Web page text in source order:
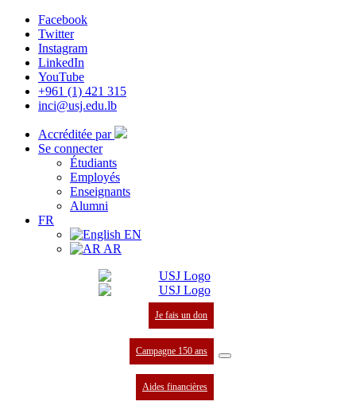
Facebook
Twitter
Instagram
LinkedIn
YouTube
+961 (1) 421 315
inci@usj.edu.lb
Accréditée par
Se connecter
Étudiants
Employés
Enseignants
Alumni
FR
EN
AR
Je fais un don
Campagne 150 ans
Aides financières